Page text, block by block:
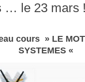
… le 23 mars
cours » LE
SYSTEMES «